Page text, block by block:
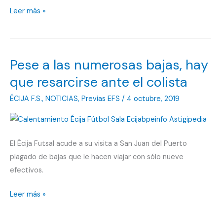
El
Futsal
en
Leer más »
Pese a las numerosas bajas, hay
que resarcirse ante el colista
ÉCIJA F.S., NOTICIAS, Previas EFS / 4 octubre, 2019
El Écija Futsal acude a su visita a San Juan del Puerto
plagado de bajas que le hacen viajar con sólo nueve
efectivos.
Pese
Leer más »